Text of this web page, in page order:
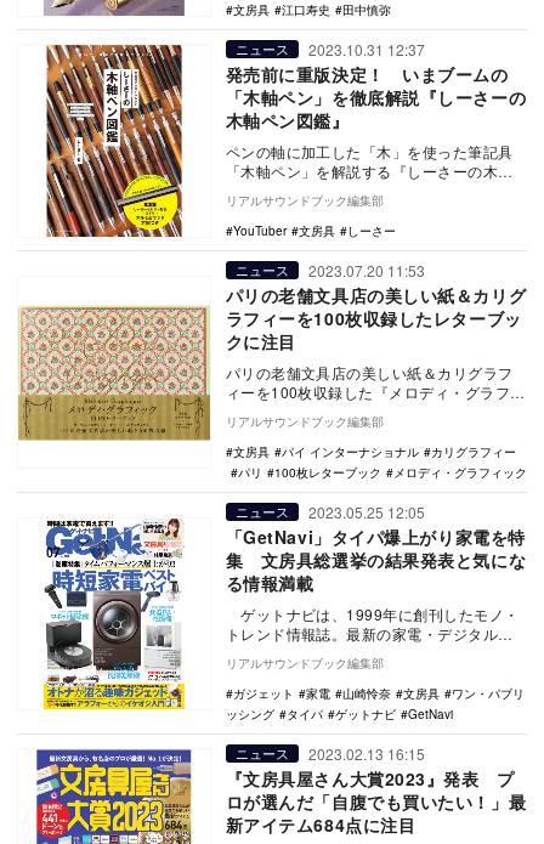
文房具
江口寿史 田中慎弥
ニュース 2023.10.31 12:37
発売前に重版決定！ いまブームの
「木軸ペン」を徹底解説『しーさーの
木軸ペン図鑑』
ペンの軸に加工した「木」を使った筆記具
「木軸ペン」を解説する『しーさーの木軸
ペン図鑑』が10月30日に主婦の友社より発
売された。…
リアルサウンドブック編集部
YouTuber
文房具 しーさー
ニュース 2023.07.20 11:53
パリの老舗文具店の美しい紙＆カリグ
ラフィーを100枚収録したレターブッ
クに注目
パリの老舗文具店の美しい紙＆カリグラフ
ィーを100枚収録した『メロディ・グラフィ
ック 100枚レターブック』（パイ インター
ナシ…
リアルサウンドブック編集部
文房具
パイ インターナショナル
カリグラフィー
パリ
100枚レターブック メロディ・グラフィック
ニュース 2023.05.25 12:05
「GetNavi」タイパ爆上がり家電を特
集 文房具総選挙の結果発表と気にな
る情報満載
ゲットナビは、1999年に創刊したモノ・
トレンド情報誌。最新の家電・デジタル機
器や、日用品、フード、エンタメ、マネ
ー、ホビ…
リアルサウンドブック編集部
ガジェット
家電 山崎怜奈 文房具
ワン・パブリ
ッシング
タイパ ゲットナビ GetNavi
ニュース 2023.02.13 16:15
『文房具屋さん大賞2023』発表 プ
ロが選んだ「自腹でも買いたい！」最
新アイテム684点に注目